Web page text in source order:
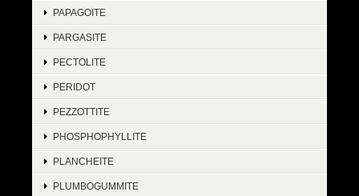
PAPAGOITE
PARGASITE
PECTOLITE
PERIDOT
PEZZOTTITE
PHOSPHOPHYLLITE
PLANCHEITE
PLUMBOGUMMITE